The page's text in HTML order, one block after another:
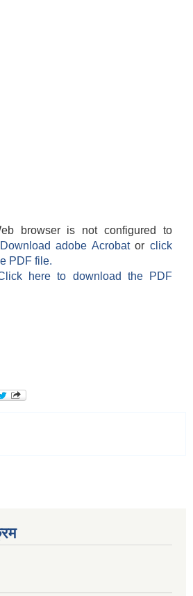
browser is not configured to
Download adobe Acrobatorclick
PDF file.
here to download the PDF